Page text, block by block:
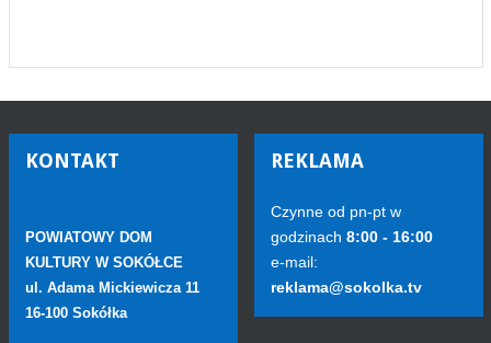
KONTAKT
POWIATOWY DOM
KULTURY W SOKÓŁCE
ul. Adama Mickiewicza 11
16-100 Sokółka
REKLAMA
Czynne od pn-pt w
godzinach 8:00 - 16:00
e-mail:
reklama@sokolka.tv